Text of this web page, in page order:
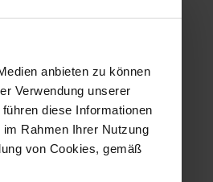
anbieten zu können
Verwendung unserer
diese Informationen
Rahmen Ihrer Nutzung
von Cookies, gemäß